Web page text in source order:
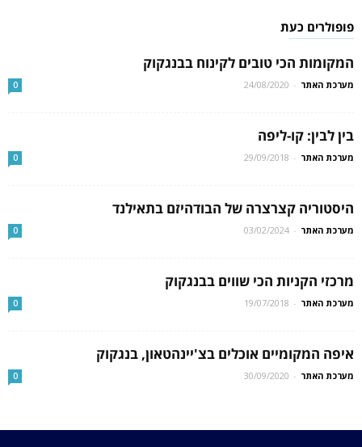
פופולרים כעת
המקומות הכי טובים לקינוח בבנגקוק
מערכת האתר -
24/08/2020
0
בין לבין: קו-ליפה
מערכת האתר -
29/09/2018
0
היסטוריה קצרצרה של הבודהיזם בתאילנד
מערכת האתר -
03/02/2024
0
מרכזי הקניות הכי שווים בבנגקוק
מערכת האתר -
19/07/2018
0
איפה המקומיים אוכלים בצ'יינהטאון, בנגקוק
מערכת האתר -
30/09/2020
0